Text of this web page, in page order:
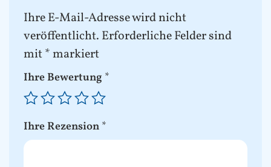
Ihre E-Mail-Adresse wird nicht
veröffentlicht. Erforderliche Felder sind
mit*markiert
Ihre Bewertung *
Ihre Rezension *